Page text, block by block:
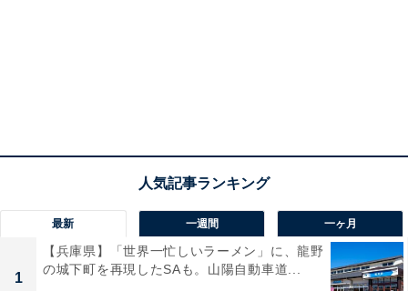
最新 一週間 一ヶ月
1
【兵庫県】「世界一忙しいラーメン」に、龍野
の城下町を再現したSAも。山陽自動車道...